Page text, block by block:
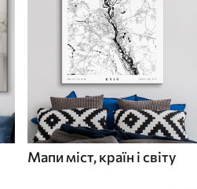
Мапи міст, країн і світу